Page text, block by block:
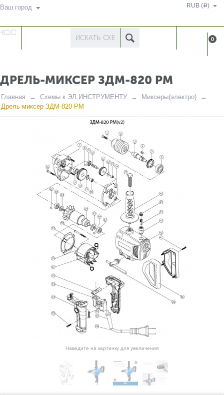
Ваш город RUB (Р)
0
ДРЕЛЬ-МИКСЕР ЗДМ-820 РМ
Главная Схемы к ЭЛ.ИНСТРУМЕНТУ
Миксеры(электро)
Дрель-миксер ЗДМ-820 РМ
Наведите на картинку для увеличения